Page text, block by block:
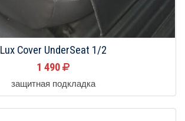
Lux Cover UnderSeat 1/2
1 490
защитная подкладка